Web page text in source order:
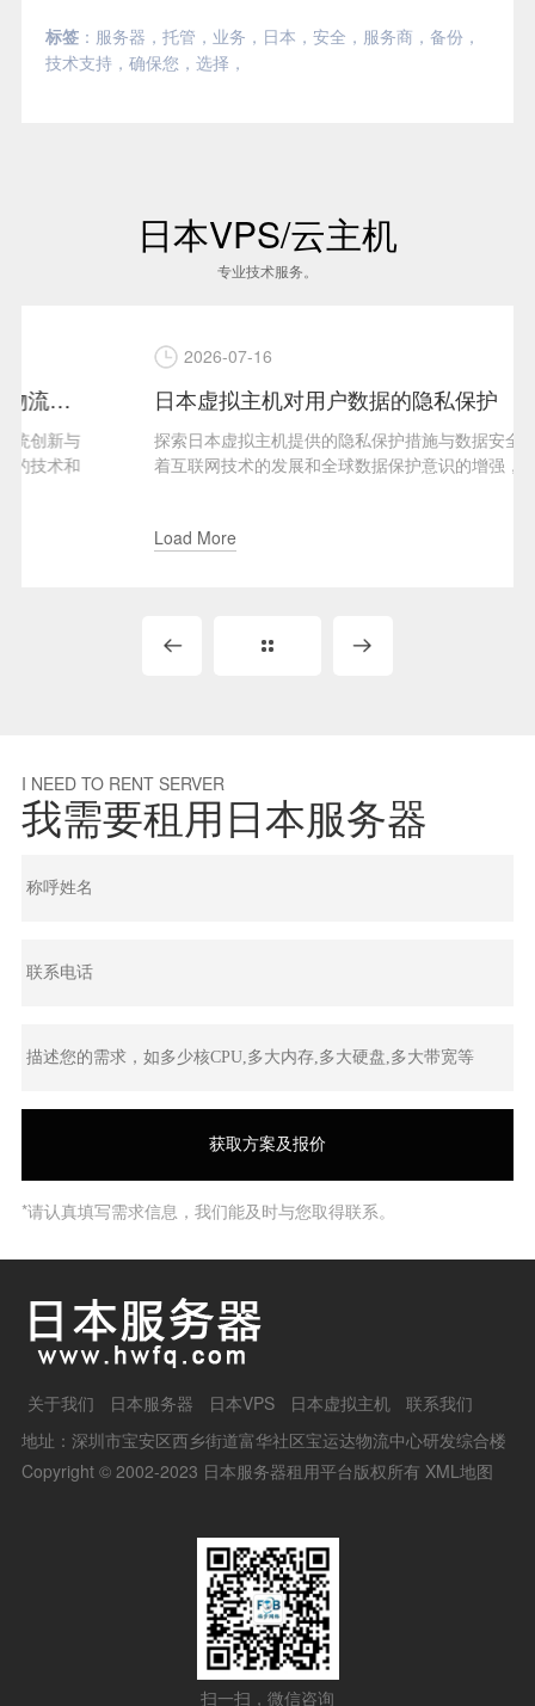
标签： 服务器 ， 托管 ， 业务 ， 日本 ， 安全 ， 服务商 ， 备份，
技术支持 ， 确保您 ， 选择 ，
日本VPS/云主机
专业技术服务。
2026-07-16
日本虚拟主机对用户数据的隐私保护
探索日本虚拟主机提供的隐私保护措施与数据安全保障随
着互联网技术的发展和全球数据保护意识的增强，越来越
I NEED TO RENT SERVER
我需要租用日本服务器
*请认真填写需求信息，我们能及时与您取得联系。
关于我们 日本服务器 日本VPS 日本虚拟主机
联系我们
地址：深圳市宝安区西乡街道富华社区宝运达物流中心研发综合楼
Copyright © 2002-2023 日本服务器租用平台版权所有 XML地图
扫一扫，微信咨询